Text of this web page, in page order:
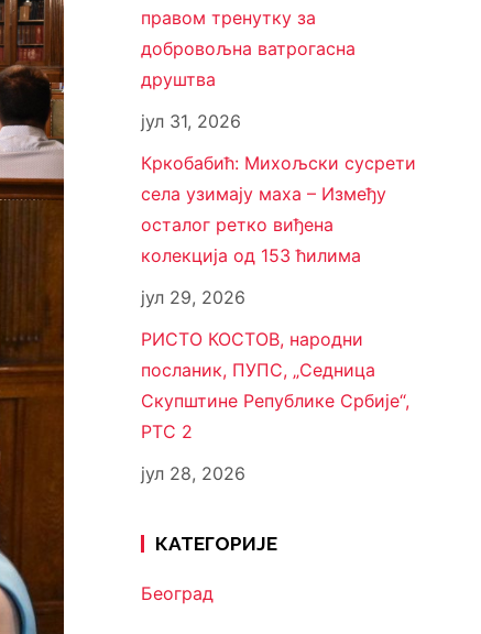
правом тренутку за
добровољна ватрогасна
друштва
јул 31, 2026
Кркобабић: Михољски сусрети
села узимају маха – Између
осталог ретко виђена
колекција од 153 ћилима
јул 29, 2026
РИСТО КОСТОВ, народни
посланик, ПУПС, „Седница
Скупштине Републике Србије“,
РТС 2
јул 28, 2026
КАТЕГОРИЈЕ
Београд